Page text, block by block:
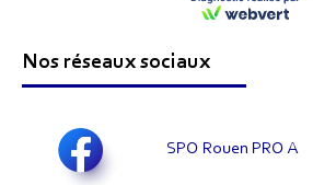
Nos réseaux sociaux
SPO Rouen PRO A